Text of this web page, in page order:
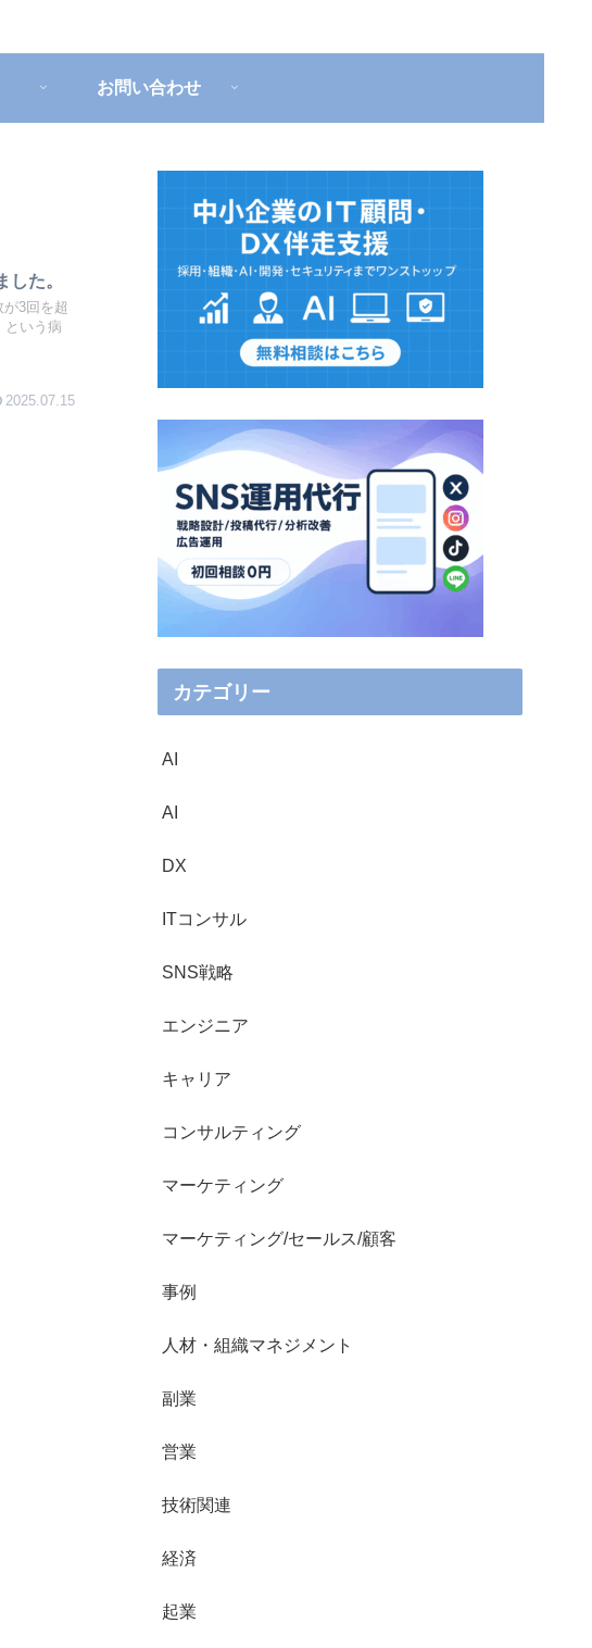
お問い合わせ
た。
3回を超
という病
2025.07.15
カテゴリー
AI
AI
DX
ITコンサル
SNS戦略
エンジニア
キャリア
コンサルティング
マーケティング
マーケティング/セールス/顧客
事例
人材・組織マネジメント
副業
営業
技術関連
経済
起業